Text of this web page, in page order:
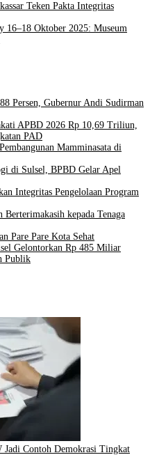
Teken Pakta Integritas
16–18 Oktober 2025: Museum
Persen, Gubernur Andi Sudirman
APBD 2026 Rp 10,69 Triliun,
PAD
Mamminasata di
di Sulsel, BPBD Gelar Apel
Integritas Pengelolaan Program
kepada Tenaga
Pare Pare Kota Sehat
Gelontorkan Rp 485 Miliar
Publik
Contoh Demokrasi Tingkat